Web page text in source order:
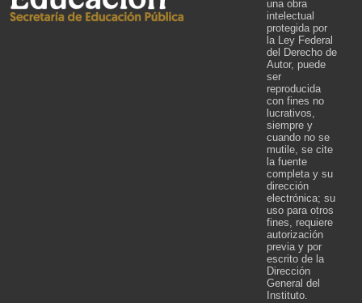
una obra
intelectual
protegida por
la Ley Federal
del Derecho de
Autor, puede
ser
reproducida
con fines no
lucrativos,
siempre y
cuando no se
mutile, se cite
la fuente
completa y su
dirección
electrónica; su
uso para otros
fines, requiere
autorización
previa y por
escrito de la
Dirección
General del
Instituto.